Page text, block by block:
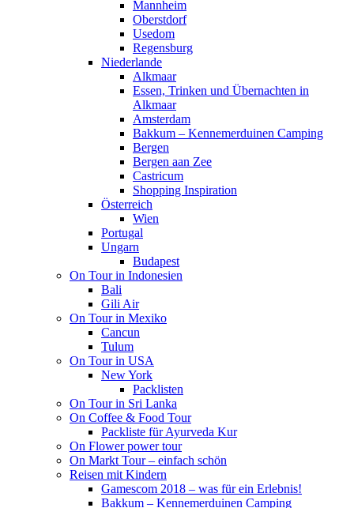
Mannheim
Oberstdorf
Usedom
Regensburg
Niederlande
Alkmaar
Essen, Trinken und Übernachten in
Alkmaar
Amsterdam
Bakkum – Kennemerduinen Camping
Bergen
Bergen aan Zee
Castricum
Shopping Inspiration
Österreich
Wien
Portugal
Ungarn
Budapest
On Tour in Indonesien
Bali
Gili Air
On Tour in Mexiko
Cancun
Tulum
On Tour in USA
New York
Packlisten
On Tour in Sri Lanka
On Coffee & Food Tour
Packliste für Ayurveda Kur
On Flower power tour
On Markt Tour – einfach schön
Reisen mit Kindern
Gamescom 2018 – was für ein Erlebnis!
Bakkum – Kennemerduinen Camping